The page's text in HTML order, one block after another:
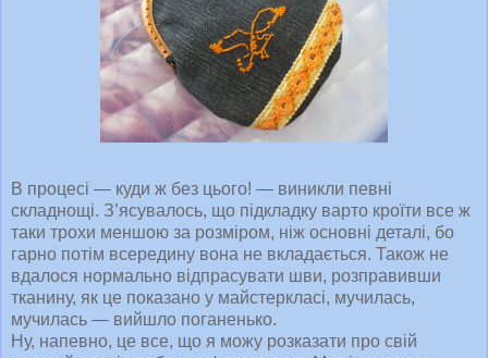
В процесі — куди ж без цього! — виникли певні
складнощі. З’ясувалось, що підкладку варто кроїти все ж
таки трохи меншою за розміром, ніж основні деталі, бо
гарно потім всередину вона не вкладається. Також не
вдалося нормально відпрасувати шви, розправивши
тканину, як це показано у майстеркласі, мучилась,
мучилась — вийшло поганенько.
Ну, напевно, це все, що я можу розказати про свій